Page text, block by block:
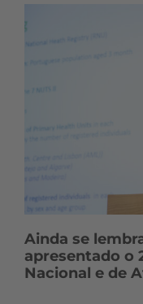
Ainda se
apresentado o
Nacional e de